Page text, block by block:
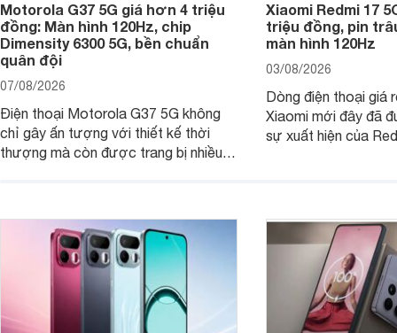
Motorola G37 5G giá hơn 4 triệu
đồng: Màn hình 120Hz, chip
Dimensity 6300 5G, bền chuẩn
quân đội
07/08/2026
Điện thoại Motorola G37 5G không
chỉ gây ấn tượng với thiết kế thời
thượng mà còn được trang bị nhiều
Xiaomi Redmi 17
triệu đồng, pin
màn hình 120Hz
03/08/2026
Dòng điện thoại giá
Xiaomi mới đây đã
sự xuất hiện của